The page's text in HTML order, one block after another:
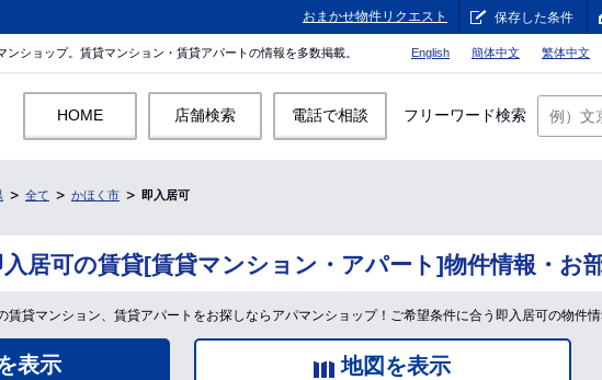
おまかせ物件リクエスト 保存した条件
ショップ。賃貸マンション・賃貸アパートの情報を多数掲載。 English 簡体中文 繁体中文
HOME 店舗検索 電話で相談 フリーワード検索
全て かほく市 即入居可
居可の賃貸[賃貸マンション・アパート]物件情報・お
貸マンション、賃貸アパートをお探しならアパマンショップ！ご希望条件に合う即入居可の物件
表示 地図を表示